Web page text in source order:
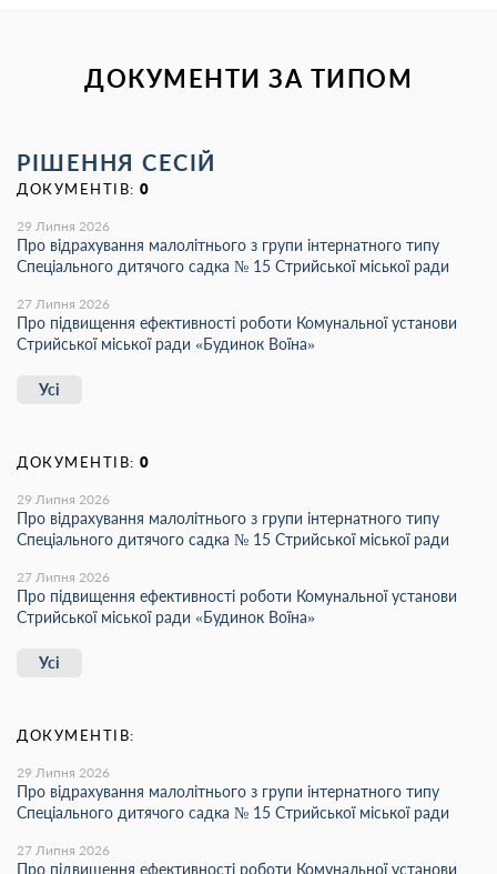
ДОКУМЕНТИ ЗА ТИПОМ
РІШЕННЯ СЕСІЙ
ДОКУМЕНТІВ: 0
29 Липня 2026
Про відрахування малолітнього з групи інтернатного типу
Спеціального дитячого садка № 15 Стрийської міської ради
27 Липня 2026
Про підвищення ефективності роботи Комунальної установи
Стрийської міської ради «Будинок Воїна»
Усі
ДОКУМЕНТІВ: 0
29 Липня 2026
Про відрахування малолітнього з групи інтернатного типу
Спеціального дитячого садка № 15 Стрийської міської ради
27 Липня 2026
Про підвищення ефективності роботи Комунальної установи
Стрийської міської ради «Будинок Воїна»
Усі
ДОКУМЕНТІВ:
29 Липня 2026
Про відрахування малолітнього з групи інтернатного типу
Спеціального дитячого садка № 15 Стрийської міської ради
27 Липня 2026
Про підвищення ефективності роботи Комунальної установи